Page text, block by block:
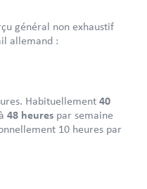
général non exhaustif
allemand :
Habituellement 40
48 heurespar semaine
10 heures par